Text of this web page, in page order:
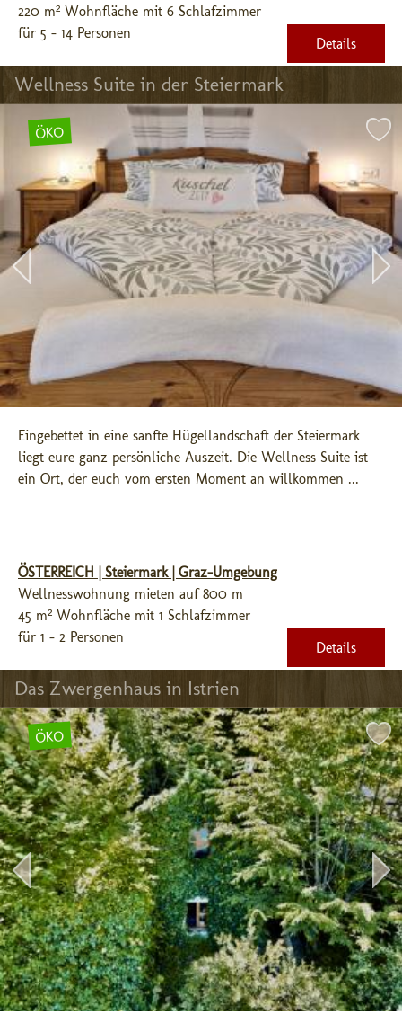
220 m² Wohnfläche mit 6 Schlafzimmer
für 5 - 14 Personen
Details
Wellness Suite in der Steiermark
ÖKO
Eingebettet in eine sanfte Hügellandschaft der Steiermark
liegt eure ganz persönliche Auszeit. Die Wellness Suite ist
ein Ort, der euch vom ersten Moment an willkommen ...
ÖSTERREICH | Steiermark | Graz-Umgebung
Wellnesswohnung mieten auf 800 m
45 m² Wohnfläche mit 1 Schlafzimmer
für 1 - 2 Personen
Details
Das Zwergenhaus in Istrien
ÖKO